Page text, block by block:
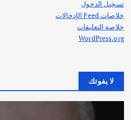
تسجيل الدخول
خلاصات Feed الإدخالات
خلاصة التعليقات
WordPress.org
لا يفوتك